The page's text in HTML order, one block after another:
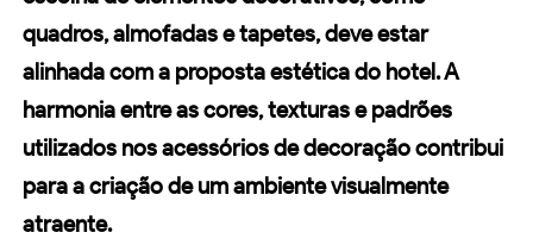
quadros, almofadas e tapetes, deve estar
alinhada com a proposta estética do hotel. A
harmonia entre as cores, texturas e padrões
utilizados nos acessórios dedecoraçãocontribui
para a criação de um ambiente visualmente
atraente.